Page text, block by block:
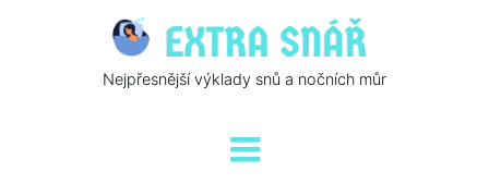
Nejpřesnější výklady snů a nočních můr